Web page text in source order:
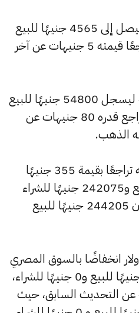
كما انخفض سعر عيار 14 ليصل إلى 4565 جنيهًا للبيع
و4540 جنيهًا للشراء، بتراجعًا قيمته 5 جنيهات عن آخر
وتراجع سعر الجنيه الذهب ليسجل 54800 جنيهًا للبيع
و54480 جنيهًا للشراء، بتراجع قدره 80 جنيهات عن
الذهب.
وشهد سعر الأونصة بالجنيه تراجعًا بقيمة 355 جنيهًا
ليبلغ 243495 جنيهًا للبيع و242075 جنيهًا للشراء
،عن السعر السابق الذي كان 244205 جنيهًا للبيع
انخفاضًا بالسوق المصري
الآن، حيث بلغ 4539.06 جنيهًا للبيع و0 جنيهًا للشراء،
0 جنيهات عن التحديث السابق، حيث